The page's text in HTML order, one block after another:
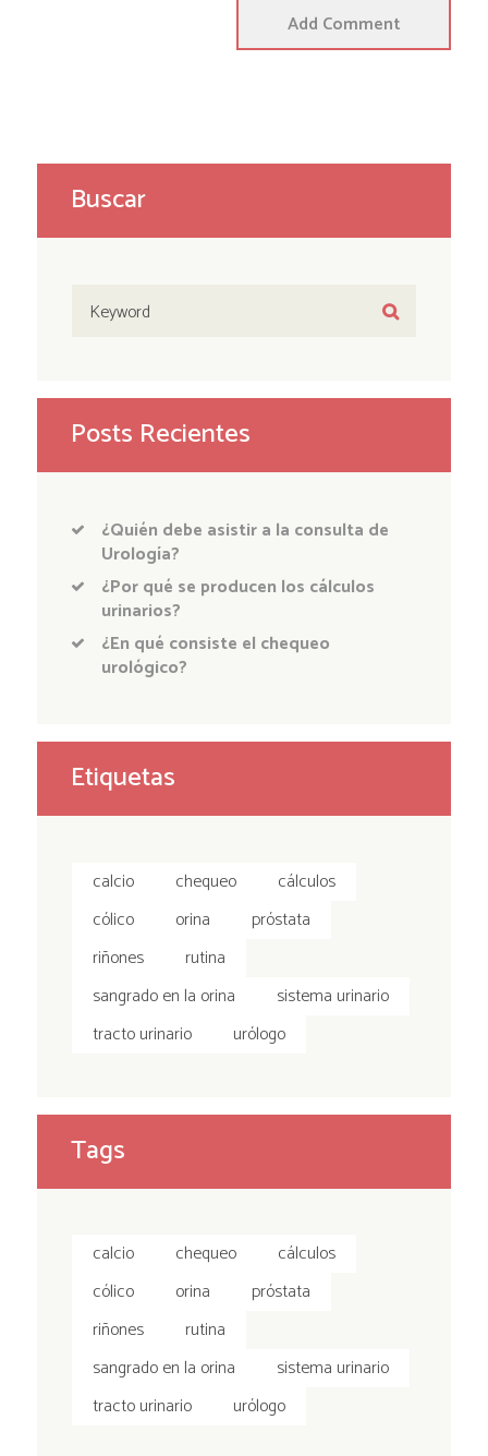
Buscar
Posts Recientes
¿Quién debe asistir a la consulta de
Urología?
¿Por qué se producen los cálculos
urinarios?
¿En qué consiste el chequeo
urológico?
Etiquetas
calcio chequeo
cálculos
cólico
orina
próstata
riñones
rutina
sangrado en la orina
sistema urinario
tracto urinario
urólogo
Tags
calcio chequeo
cálculos
cólico
orina
próstata
riñones
rutina
sangrado en la orina
sistema urinario
tracto urinario
urólogo